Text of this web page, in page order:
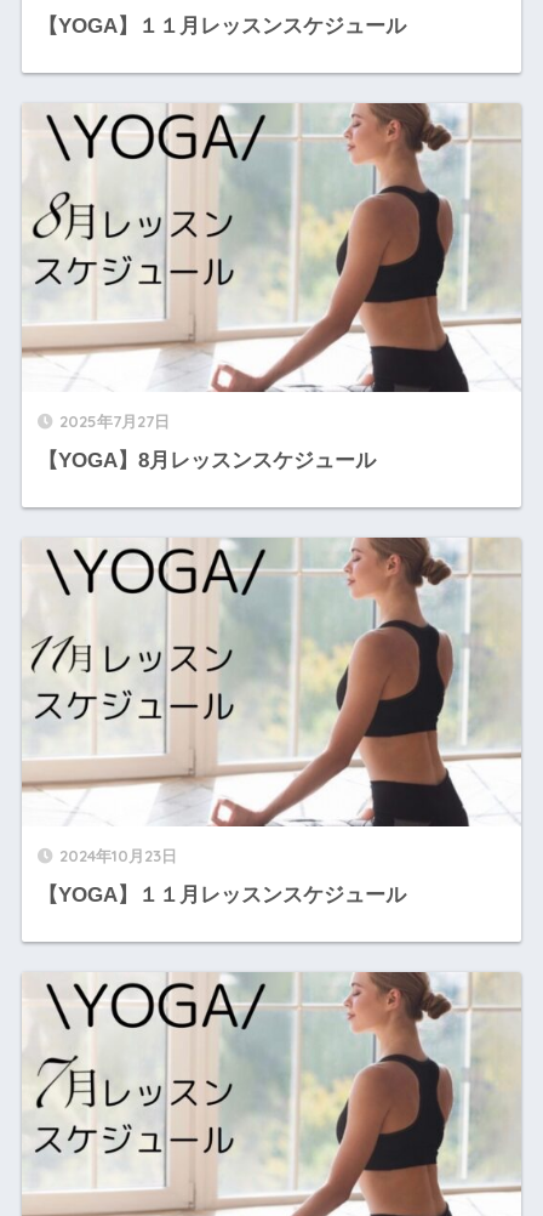
【YOGA】１１月レッスンスケジュール
2025年7月27日
【YOGA】8月レッスンスケジュール
2024年10月23日
【YOGA】１１月レッスンスケジュール